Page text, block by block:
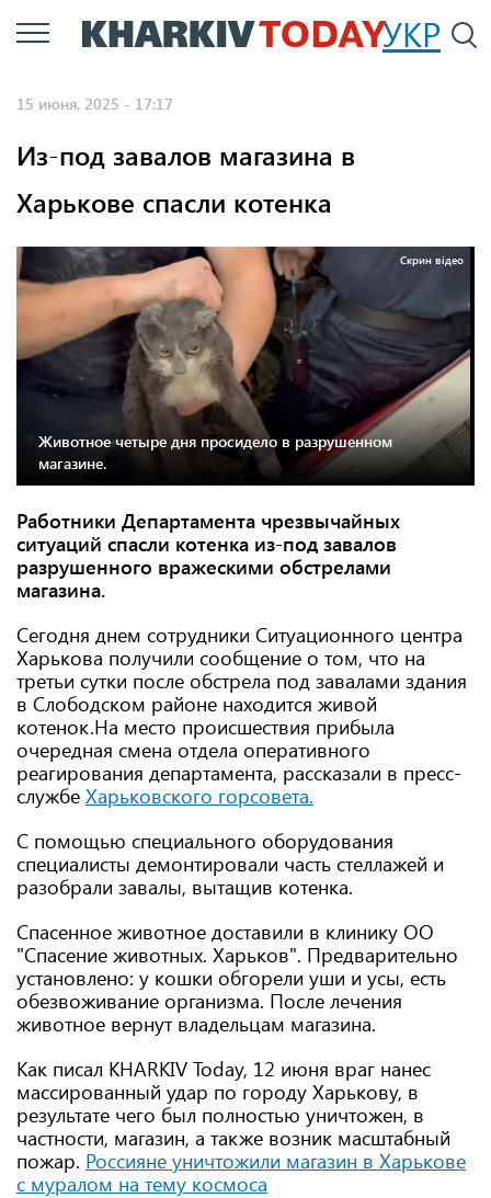
Перейти
к
УКР
15 июня, 2025 - 17:17
Из-под завалов магазина в
Харькове спасли котенка
Скрин відео
Животное четыре дня просидело в разрушенном
магазине.
Работники Департамента чрезвычайных
ситуаций спасли котенка из-под завалов
разрушенного вражескими обстрелами
магазина.
Сегодня днем ​​сотрудники Ситуационного центра
Харькова получили сообщение о том, что на
третьи сутки после обстрела под завалами здания
в Слободском районе находится живой
котенок.На место происшествия прибыла
очередная смена отдела оперативного
реагирования департамента, рассказали в пресс-
службе Харьковского горсовета.
С помощью специального оборудования
специалисты демонтировали часть стеллажей и
разобрали завалы, вытащив котенка.
Спасенное животное доставили в клинику ОО
"Спасение животных. Харьков". Предварительно
установлено: у кошки обгорели уши и усы, есть
обезвоживание организма. После лечения
животное вернут владельцам магазина.
Как писал KHARKIV Today, 12 июня враг нанес
массированный удар по городу Харькову, в
результате чего был полностью уничтожен, в
частности, магазин, а также возник масштабный
пожар. Россияне уничтожили магазин в Харькове
с муралом на тему космоса